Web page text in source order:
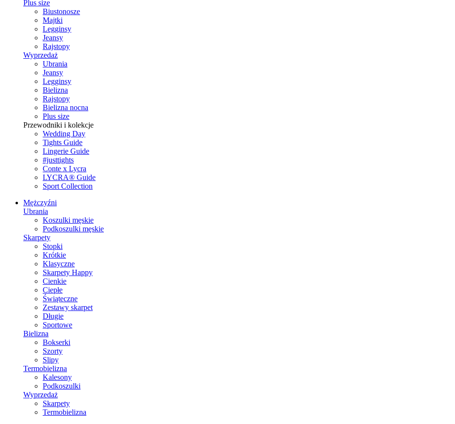
Plus size
Biustonosze
Majtki
Legginsy
Jeansy
Rajstopy
Wyprzedaż
Ubrania
Jeansy
Legginsy
Bielizna
Rajstopy
Bielizna nocna
Plus size
Przewodniki i kolekcje
Wedding Day
Tights Guide
Lingerie Guide
#justtights
Conte x Lycra
LYCRA® Guide
Sport Сollection
Mężczyźni
Ubrania
Koszulki męskie
Podkoszulki męskie
Skarpety
Stopki
Krótkie
Klasyczne
Skarpety Happy
Cienkie
Ciepłe
Świąteczne
Zestawy skarpet
Długie
Sportowe
Bielizna
Bokserki
Szorty
Slipy
Termobielizna
Kalesony
Podkoszulki
Wyprzedaż
Skarpety
Termobielizna